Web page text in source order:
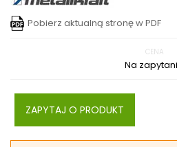
Pobierz aktualną stronę w PDF
CENA
Na
ZAPYTAJ O PRODUKT